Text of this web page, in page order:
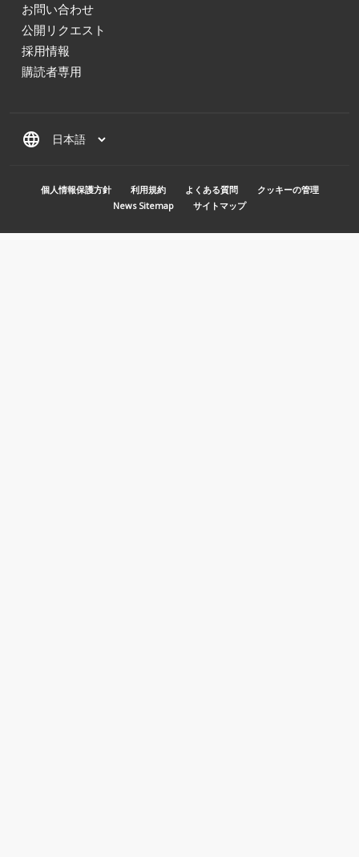
お問い合わせ
公開リクエスト
採用情報
購読者専用
language
MENU PIED DE PAGE
個人情報保護方針 利用規約 よくある質問
クッキーの管理
News Sitemap
サイトマップ